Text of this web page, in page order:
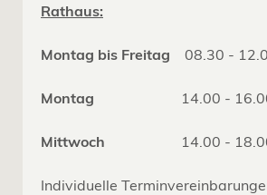
Rathaus:
Montag bis Freitag 08.30 -
Montag 14.00 - 16.00
Mittwoch 14.00 - 18.00
Individuelle